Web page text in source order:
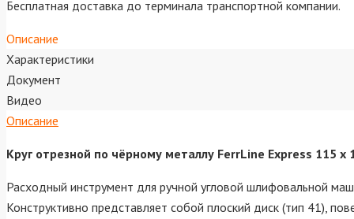
Бесплатная доставка до терминала транспортной компании.
Описание
Характеристики
Документ
Видео
Описание
Круг отрезной по чёрному металлу FerrLine Express 115 х
Расходный инструмент для ручной угловой шлифовальной
Конструктивно представляет собой плоский диск (тип 41),